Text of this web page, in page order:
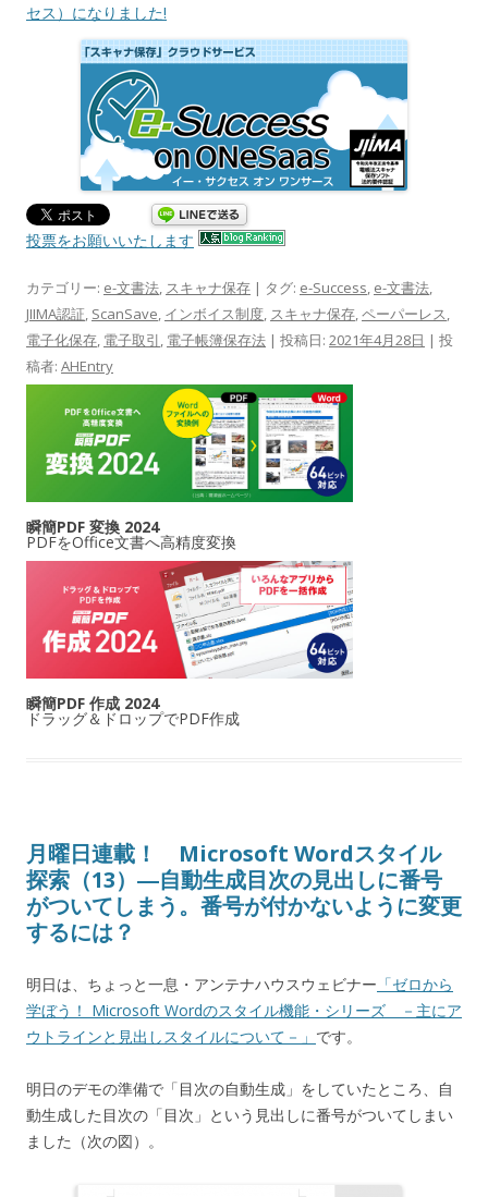
セス）になりました!
投票をお願いいたします
カテゴリー: e-文書法, スキャナ保存 | タグ: e-Success, e-文書法,
JIIMA認証, ScanSave, インボイス制度, スキャナ保存,ペーパーレス,
電子化保存, 電子取引, 電子帳簿保存法 | 投稿日: 2021年4月28日 | 投
稿者: AHEntry
瞬簡PDF 変換 2024
PDFをOffice文書へ高精度変換
瞬簡PDF 作成 2024
ドラッグ＆ドロップでPDF作成
月曜日連載！ Microsoft Wordスタイル
探索（13）―自動生成目次の見出しに番号
がついてしまう。番号が付かないように変更
するには？
明日は、ちょっと一息・アンテナハウスウェビナー 「ゼロから
学ぼう！ Microsoft Wordのスタイル機能・シリーズ －主にア
ウトラインと見出しスタイルについて－」 です。
明日のデモの準備で「目次の自動生成」をしていたところ、自
動生成した目次の「目次」という見出しに番号がついてしまい
ました（次の図）。